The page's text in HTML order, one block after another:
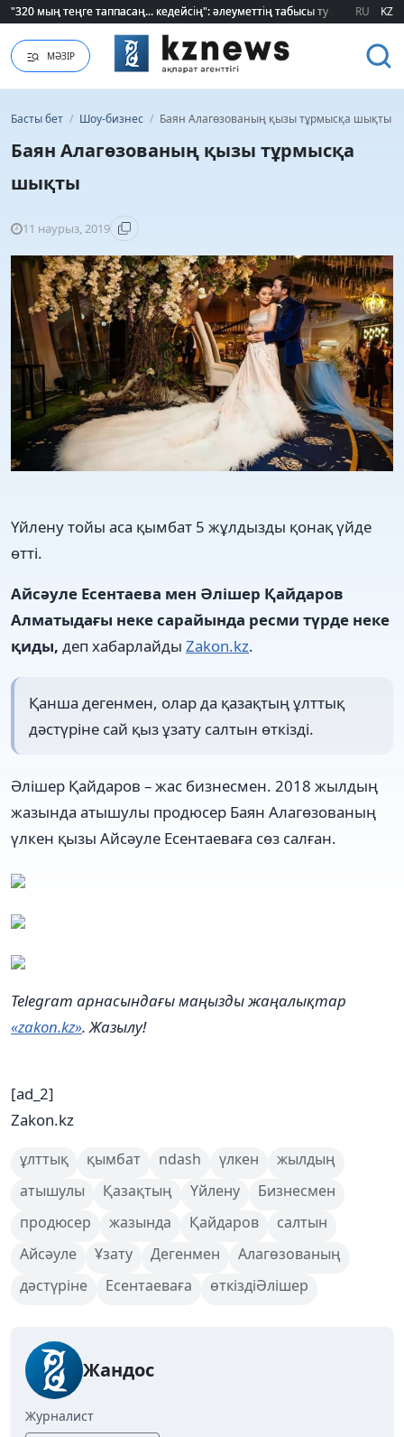
"320 мың теңге таппасаң... кедейсің": әлеуметтің табысы туралы түсінігі
"320 мың теңге таппасаң... кедейсің": әлеуметтің табысы туралы түсінігі
RU KZ
МӘЗІР
Басты бет / Шоу-бизнес / Баян Алагөзованың қызы тұрмысқа шықты
Баян Алагөзованың қызы тұрмысқа
шықты
11 наурыз, 2019
Үйлену тойы аса қымбат 5 жұлдызды қонақ үйде
өтті.
Айсәуле Есентаева мен Әлішер Қайдаров
Алматыдағы неке сарайында ресми түрде неке
қиды, деп хабарлайды Zakon.kz.
Қанша дегенмен, олар да қазақтың ұлттық
дәстүріне сай қыз ұзату салтын өткізді.
Әлішер Қайдаров – жас бизнесмен. 2018 жылдың
жазында атышулы продюсер Баян Алагөзованың
үлкен қызы Айсәуле Есентаеваға сөз салған.
Telegram арнасындағы маңызды жаңалықтар
«zakon.kz». Жазылу!
[ad_2]
Zakon.kz
ұлттық қымбат ndash үлкен
жылдың
атышулы
Қазақтың Үйлену
Бизнесмен
продюсер
жазында Қайдаров
салтын
Айсәуле
Ұзату Дегенмен
Алагөзованың
дәстүріне
Есентаеваға өткіздіӘлішер
Жандос
Журналист